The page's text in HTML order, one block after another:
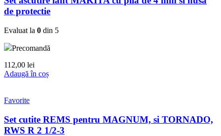
de protectie
Evaluat la 0 din 5
Precomandă
112,00 lei
Adaugă în coș
Favorite
Set cutite REMS pentru MAGNUM, si TORNADO,
RWS R 2 1/2-3